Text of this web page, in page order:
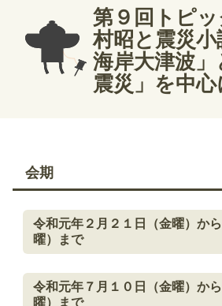
第９回トピ
村昭と震災
海岸大津波
震災」を中
会期
令和元年２月２１日（金曜）か
曜）まで
令和元年７月１０日（金曜）か
曜）まで